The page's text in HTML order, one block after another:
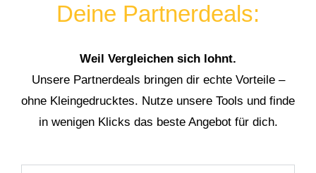
Deine Partnerdeals:
Weil Vergleichen sich lohnt.
Unsere Partnerdeals bringen dir echte Vorteile –
ohne Kleingedrucktes. Nutze unsere Tools und finde
in wenigen Klicks das beste Angebot für dich.